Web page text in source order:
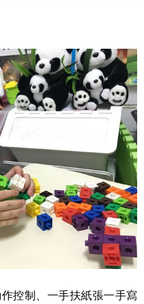
控制、一手扶紙張一手寫